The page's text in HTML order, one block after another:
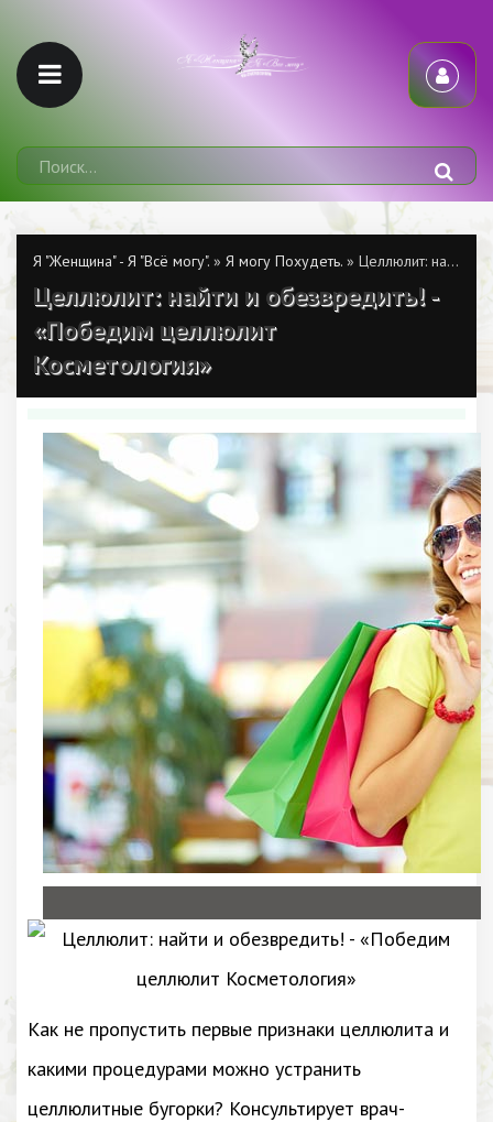
Я "Женщина" - Я "Всё могу". » Я могу Похудеть. » Целлюлит: найти и обезвредить! - «Победим целлюлит Косметология»
Целлюлит: найти и обезвредить! -
«Победим целлюлит
Косметология»
Как не пропустить первые признаки целлюлита и
какими процедурами можно устранить
целлюлитные бугорки? Консультирует врач-